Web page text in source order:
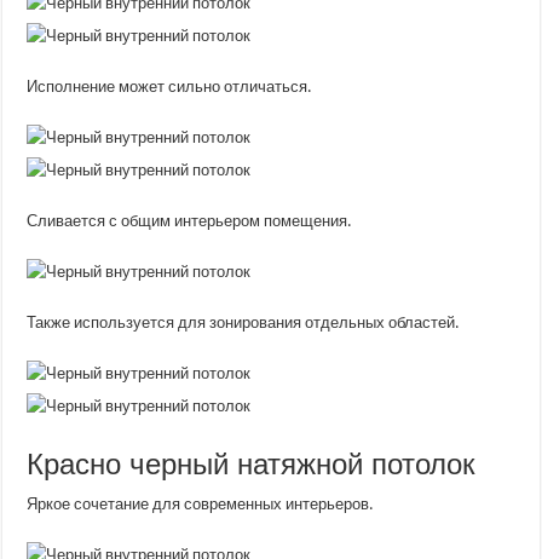
Исполнение может сильно отличаться.
Сливается с общим интерьером помещения.
Также используется для зонирования отдельных областей.
Красно черный натяжной потолок
Яркое сочетание для современных интерьеров.